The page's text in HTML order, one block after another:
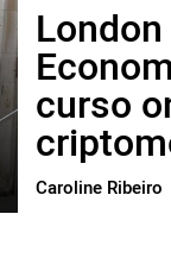
русский
한국어
العربية
ไทย
ქართული
curso
Caroline Ribeiro